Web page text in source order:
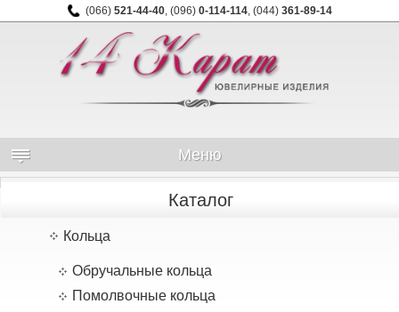
(066) 521-44-40, (096) 0-114-114, (044) 361-89-14
Меню
Каталог
Кольца
Обручальные кольца
Помолвочные кольца